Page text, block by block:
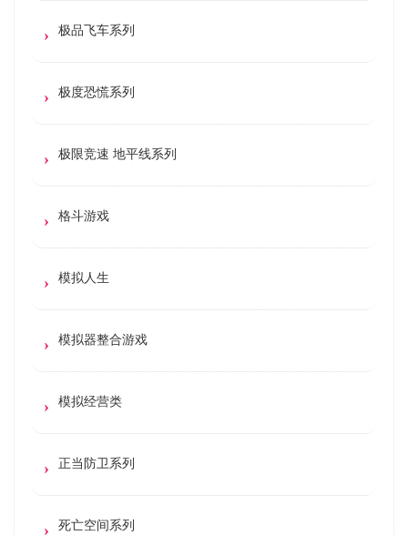
极品飞车系列
极度恐慌系列
极限竞速 地平线系列
格斗游戏
模拟人生
模拟器整合游戏
模拟经营类
正当防卫系列
死亡空间系列